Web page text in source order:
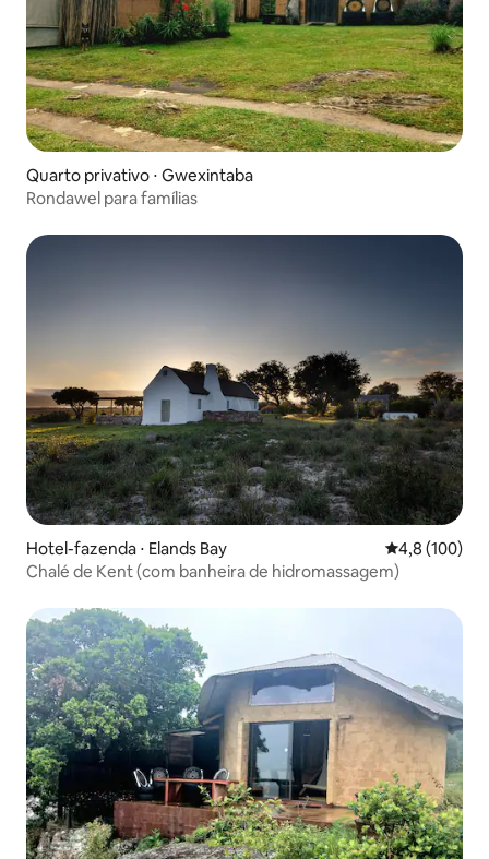
Quarto privativo ⋅ Gwexintaba
Rondawel para famílias
Hotel-fazenda ⋅ Elands Bay 4,8 de uma
4,8 (100)
Chalé de Kent (com banheira de hidromassagem)